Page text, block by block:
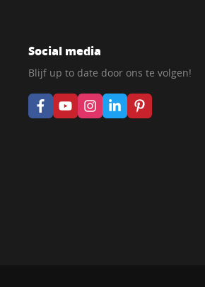
Social media
Blijf up to date door ons te volgen!